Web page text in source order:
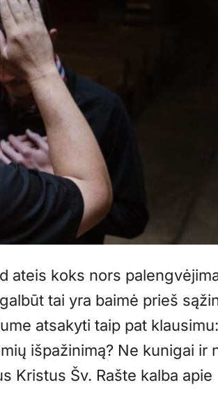
ateis koks nors
tai yra baimė prieš
atsakyti taip pat klausimu:
išpažinimą? Ne kunigai ir
Kristus Šv. Rašte kalba apie